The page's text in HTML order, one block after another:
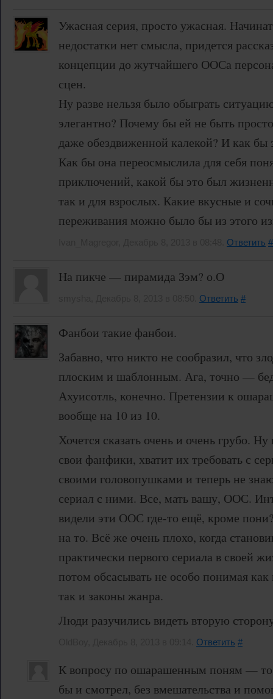
Ужасная серия, просто ужасная.
недостатки нет смысла, придется
концепции до жутчайшего ООСа
сцен.
Ну разве нельзя было обыграть
элегантно? Почему бы ей не быть
даже обездвиженной калекой? И как
Как бы она переосмыслила для себя
приключений, какой бы это был
так и для взрослых. Какие вкусные и
переживания можно было бы из этого
Ответить #
На пикче — пирамида Зэм? о.О
Ответить #
Фанбои такие фанбои.
Забавно, что никто не сообразил, что
плоским и шаблонным. Ага, точно —
Ахуисотль, конечно. Претензии к
вообще на 10 из 10.
Хочется сказать очень и очень грубо.
свои фанфики, хватит их требовать с
своими головопушками и теперь не
сериал с ними. Все, мать вашу, ООС.
видели эти ООС где-то ещё, кроме
на то. Всё же очень плохо, когда
практически первого сериала в своей
потом обсасывать не особо понимая как
так и законы жанра.
Люди разучились видеть вторую
Ответить #
К вопросу по ошарашенным поням — то
бы и смотрел, без вмешательства и